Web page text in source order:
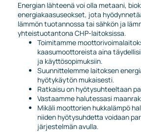
Energian lähteenä voi olla metaani,
energiakaasuseokset, jota
lämmön tuotannossa tai sähkön ja
yhteistuotantona CHP-laitoksissa.
Toimitamme
kaasumoottoreista aina
ja käyttösopimuksiin.
Suunnittelemme laitoksen
hyötykäytön mukaisesti.
Ratkaisu on hyötysuhteeltaan
Vastaamme halutessasi
Mikäli moottorien hukkalämpö
niiden hyötysuhdetta voidaan
järjestelmän avulla.